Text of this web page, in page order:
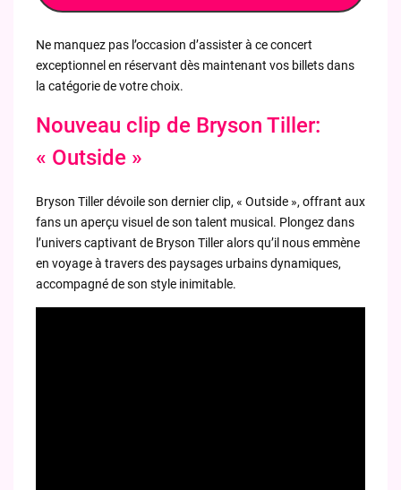
Ne manquez pas l’occasion d’assister à ce concert
exceptionnel en réservant dès maintenant vos billets dans
la catégorie de votre choix.
Nouveau clip de Bryson Tiller:
« Outside »
Bryson Tiller dévoile son dernier clip, « Outside », offrant aux
fans un aperçu visuel de son talent musical. Plongez dans
l’univers captivant de Bryson Tiller alors qu’il nous emmène
en voyage à travers des paysages urbains dynamiques,
accompagné de son style inimitable.